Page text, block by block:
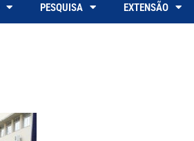
PESQUISA EXTENSÃO